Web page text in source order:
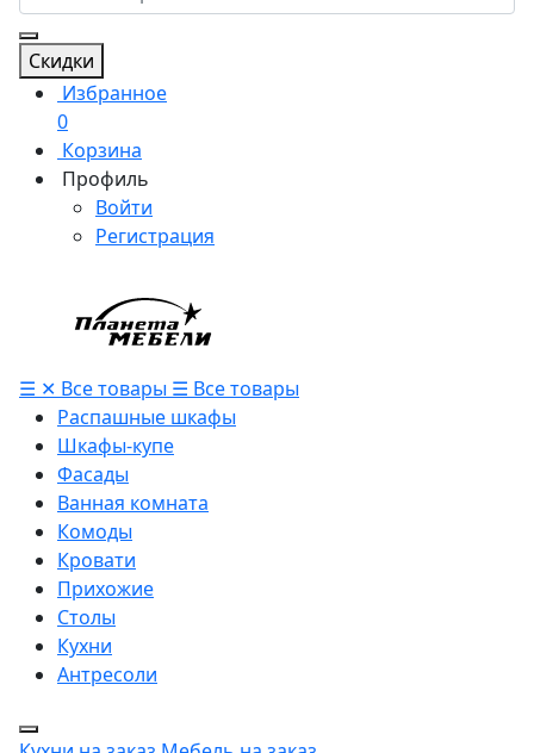
Скидки
Избранное
0
Корзина
Профиль
Войти
Регистрация
☰ ✕ Все товары ☰ Все товары
Распашные шкафы
Шкафы-купе
Фасады
Ванная комната
Комоды
Кровати
Прихожие
Столы
Кухни
Антресоли